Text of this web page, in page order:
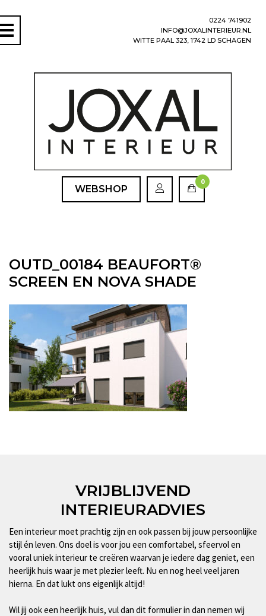
0224 741902
INFO@JOXALINTERIEUR.NL
WITTE PAAL 323, 1742 LD SCHAGEN
WEBSHOP
0
OUTD_00184 BEAUFORT®
SCREEN EN NOVA SHADE
VRIJBLIJVEND
INTERIEURADVIES
Een interieur moet prachtig zijn en ook passen bij jouw persoonlijke
stijl én leven. Ons doel is voor jou een comfortabel, sfeervol en
vooral uniek interieur te creëren waarvan je iedere dag geniet, een
heerlijk huis waar je met plezier leeft. Nu en nog heel veel jaren
hierna. En dat lukt ons eigenlijk altijd!
Wil jij ook een heerlijk huis, vul dan dit formulier in dan nemen wij